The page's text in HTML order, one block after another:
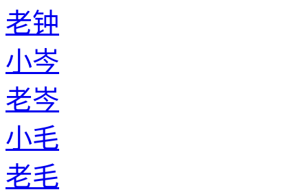
老钟
小岑
老岑
小毛
老毛